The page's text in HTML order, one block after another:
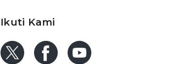
Ikuti Kami